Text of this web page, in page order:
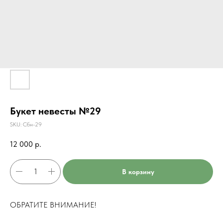
Букет невесты №29
SKU: Сбн-29
12 000 р.
В корзину
ОБРАТИТЕ ВНИМАНИЕ!